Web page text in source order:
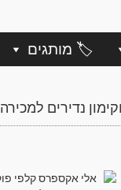
🏷️ מותגים
נדירים למכירה